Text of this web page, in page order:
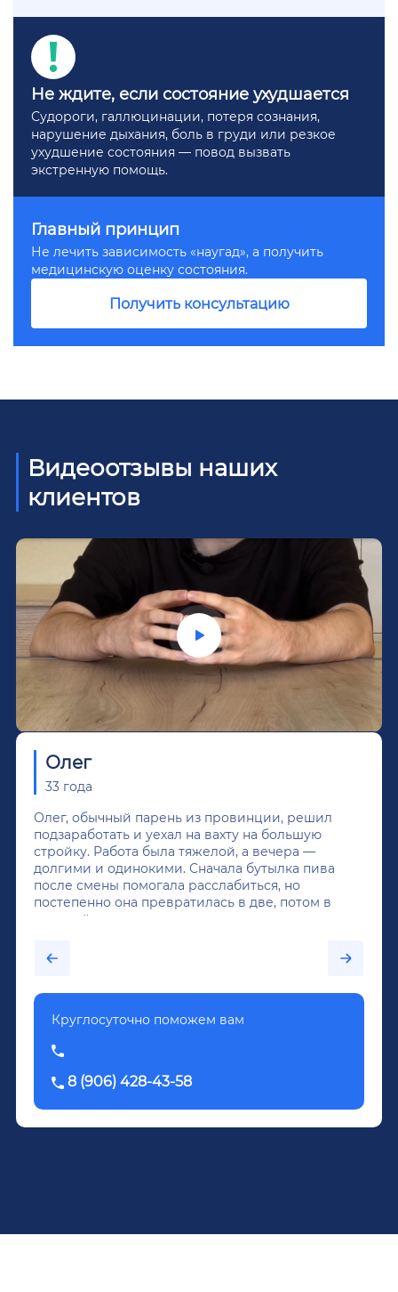
Не ждите, если состояние ухудшается
Судороги, галлюцинации, потеря сознания,
нарушение дыхания, боль в груди или резкое
ухудшение состояния — повод вызвать
экстренную помощь.
Главный принцип
Не лечить зависимость «наугад», а получить
медицинскую оценку состояния.
Получить консультацию
Видеоотзывы наших
клиентов
Олег
33 года
Олег, обычный парень из провинции, решил
подзаработать и уехал на вахту на большую
стройку. Работа была тяжелой, а вечера —
долгими и одинокими. Сначала бутылка пива
после смены помогала расслабиться, но
постепенно она превратилась в две, потом в
крепкий алкоголь, и вот он уже пил почти
было назначено кодирование по методу
Довженко.
Круглосуточно поможем вам
8 (906) 428-43-58